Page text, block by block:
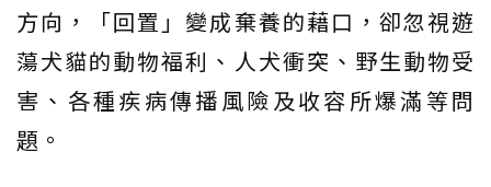
方向，「回置」變成棄養的藉口，卻忽視遊
蕩犬貓的動物福利、人犬衝突、野生動物受
害、各種疾病傳播風險及收容所爆滿等問
題。